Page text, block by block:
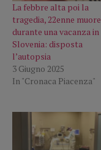
La febbre alta poi la
tragedia, 22enne muore
durante una vacanza in
Slovenia: disposta
l’autopsia
3 Giugno 2025
In "Cronaca Piacenza"